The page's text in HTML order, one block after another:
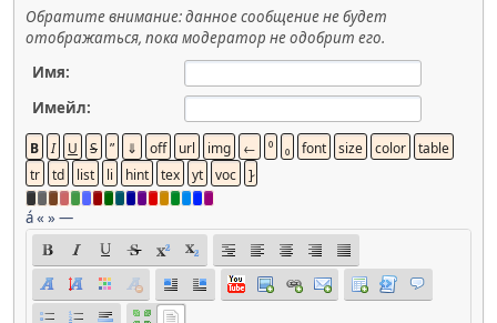
Обратите внимание: данное сообщение не будет
отображаться, пока модератор не одобрит его.
Имя:
Имейл:
á« »—